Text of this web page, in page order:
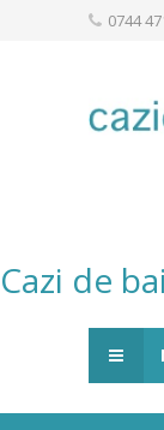
0744
Cazi de